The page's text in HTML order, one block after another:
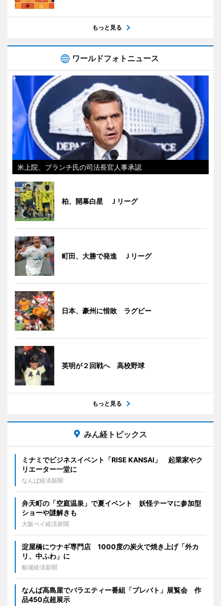
もっと見る
ワールドフォトニュース
米上院、ブランチ氏の司法長官人事承認
柏、開幕白星 Ｊリーグ
町田、大勝で発進 Ｊリーグ
日本、豪州に惜敗 ラグビー
英明が２回戦へ 高校野球
もっと見る
みん経トピックス
ミナミでビジネスイベント「RISE KANSAI」 起業家やク
リエーター一堂に
なんば経済新聞
弁天町の「空庭温泉」で夏イベント 妖怪テーマに参加型
ショーや謎解きも
大阪ベイ経済新聞
淀屋橋にウナギ専門店 1000度の炭火で焼き上げ「外カ
リ、中ふわ」に
船場経済新聞
なんば高島屋でバラエティー番組「プレバト」展覧会 作
品450点超展示